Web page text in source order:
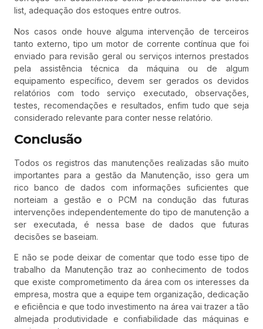
list, adequação dos estoques entre outros.
Nos casos onde houve alguma intervenção de terceiros
tanto externo, tipo um motor de corrente contínua que foi
enviado para revisão geral ou serviços internos prestados
pela assistência técnica da máquina ou de algum
equipamento específico, devem ser gerados os devidos
relatórios com todo serviço executado, observações,
testes, recomendações e resultados, enfim tudo que seja
considerado relevante para conter nesse relatório.
Conclusão
Todos os registros das manutenções realizadas são muito
importantes para a gestão da Manutenção, isso gera um
rico banco de dados com informações suficientes que
norteiam a gestão e o PCM na condução das futuras
intervenções independentemente do tipo de manutenção a
ser executada, é nessa base de dados que futuras
decisões se baseiam.
E não se pode deixar de comentar que todo esse tipo de
trabalho da Manutenção traz ao conhecimento de todos
que existe comprometimento da área com os interesses da
empresa, mostra que a equipe tem organização, dedicação
e eficiência e que todo investimento na área vai trazer a tão
almejada produtividade e confiabilidade das máquinas e